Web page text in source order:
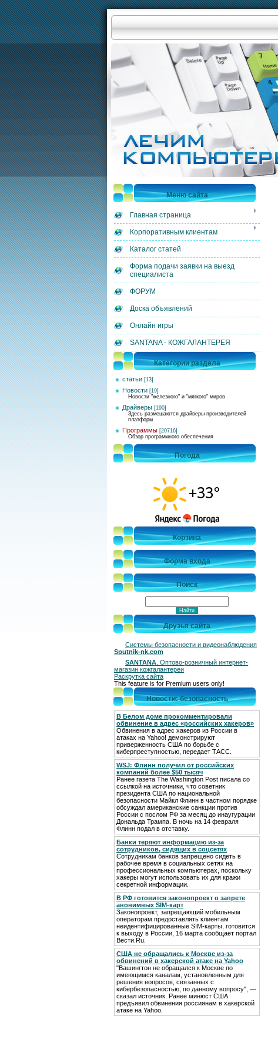
Меню сайта
Главная страница
Корпоративным клиентам
Каталог статей
Форма подачи заявки на выезд
специалиста
ФОРУМ
Доска объявлений
Онлайн игры
SANTANA - КОЖГАЛАНТЕРЕЯ
Категории раздела
статьи [13]
Новости [19]
Новости "железного" и "мягкого" миров
Драйверы [190]
Здесь размешаются драйверы производителей
платформ
Программы [20716]
Обзор программного обеспечения
Погода
Корзина
Форма входа
Поиск
Друзья сайта
Системы безопасности и видеонаблюдения
Sputnik-nk.com
SANTANA . Оптово-розничный интернет-
магазин кожгалантереи
Раскрутка сайта
This feature is for Premium users only!
Новости: безопасность
В Белом доме прокомментировали
обвинение в адрес «российских хакеров»
Обвинения в адрес хакеров из России в
атаках на Yahoo! демонстрируют
приверженность США по борьбе с
киберпреступностью, передает ТАСС.
WSJ: Флинн получил от российских
компаний более $50 тысяч
Ранее газета The Washington Post писала со
ссылкой на источники, что советник
президента США по национальной
безопасности Майкл Флинн в частном порядке
обсуждал американские санкции против
России с послом РФ за месяц до инаугурации
Дональда Трампа. В ночь на 14 февраля
Флинн подал в отставку.
Банки теряют информацию из-за
сотрудников, сидящих в соцсетях
Сотрудникам банков запрещено сидеть в
рабочее время в социальных сетях на
профессиональных компьютерах, поскольку
хакеры могут использовать их для кражи
секретной информации.
В РФ готовится законопроект о запрете
анонимных SIM-карт
Законопроект, запрещающий мобильным
операторам предоставлять клиентам
неидентифицированные SIM-карты, готовится
к выходу в России, 16 марта сообщает портал
Вести.Ru.
США не обращались к Москве из-за
обвинений в хакерской атаке на Yahoo
"Вашингтон не обращался к Москве по
имеющимся каналам, установленным для
решения вопросов, связанных с
кибербезопасностью, по данному вопросу", —
сказал источник. Ранее минюст США
предъявил обвинения россиянам в хакерской
атаке на Yahoo.